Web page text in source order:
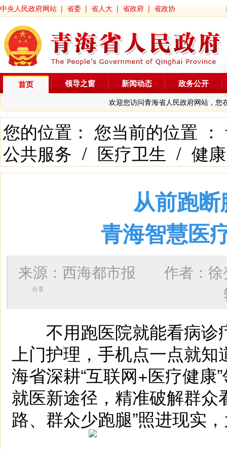
中央人民政府网站 | 省委 | 省人大 | 省政府 | 省政协
首页
欢迎您访问青海省人民政府网站，您
领导之窗 新闻动态 政务公开
您的位置： 您当前的位置 ：
公共服务 / 医疗卫生 / 健
从前跑
青海智慧医
来源：西海都市报 作者：
分享
不用跑医院就能看病诊
上门护理，手机点一点就
海省深耕“互联网+医疗健康
就医新途径，精准破解群众
路、群众少跑腿”照进现实